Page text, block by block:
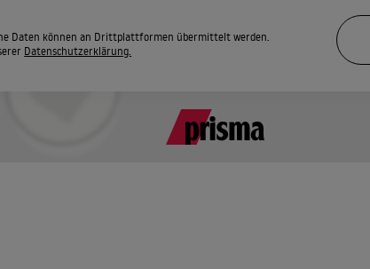
Daten können an Drittplattformen übermittelt werden.
Datenschutzerklärung.